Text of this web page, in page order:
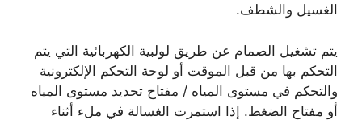
الغسيل والشطف.
يتم تشغيل الصمام عن طريق لولبية الكهربائية التي يتم
التحكم بها من قبل الموقت أو لوحة التحكم الإلكترونية
والتحكم في مستوى المياه / مفتاح تحديد مستوى المياه
أو مفتاح الضغط. إذا استمرت الغسالة في ملء أثناء